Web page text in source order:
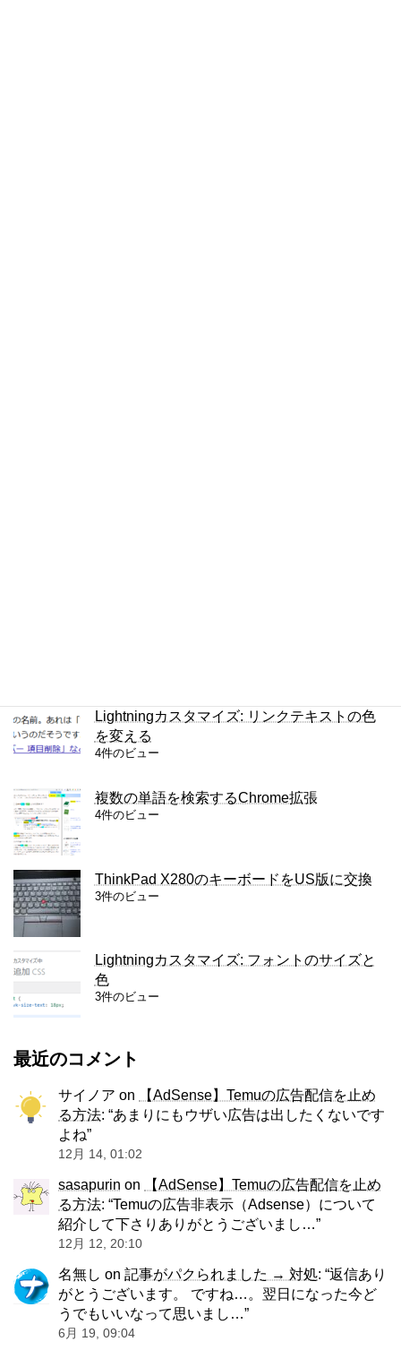
Lightningカスタマイズ: リンクテキストの色
を変える
4件のビュー
複数の単語を検索するChrome拡張
4件のビュー
ThinkPad X280のキーボードをUS版に交換
3件のビュー
Lightningカスタマイズ: フォントのサイズと
色
3件のビュー
最近のコメント
サイノア on
【AdSense】Temuの広告配信を止め
る方法: “あまりにもウザい広告は出したくないです
よね”
12月 14, 01:02
sasapurin on
【AdSense】Temuの広告配信を止め
る方法: “Temuの広告非表示（Adsense）について
紹介して下さりありがとうございまし…”
12月 12, 20:10
名無し on 記事がパクられました → 対処: “返信あり
がとうございます。 ですね…。翌日になった今ど
うでもいいなって思いまし…”
6月 19, 09:04